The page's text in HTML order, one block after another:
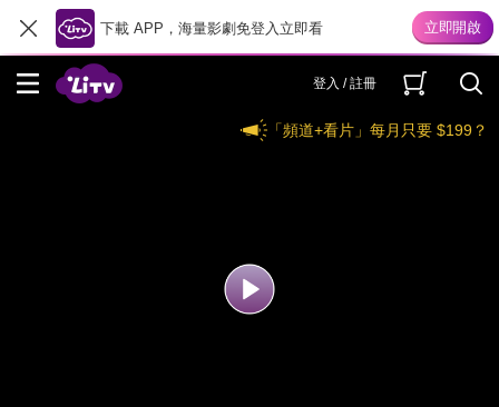
下載 APP，海量影劇免登入立即看
登入 / 註冊
「頻道+看片」每月只要 $199？